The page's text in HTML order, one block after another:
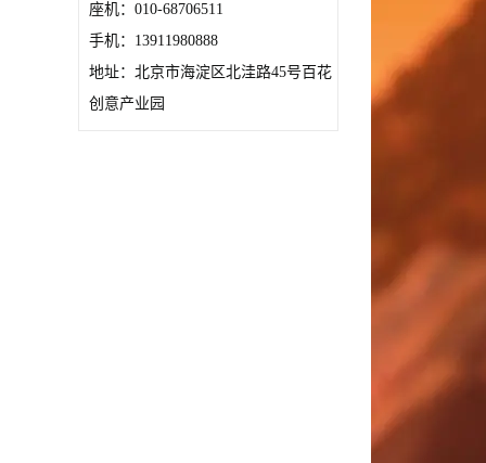
座机：010-68706511
手机：13911980888
地址：北京市海淀区北洼路45号百花
创意产业园